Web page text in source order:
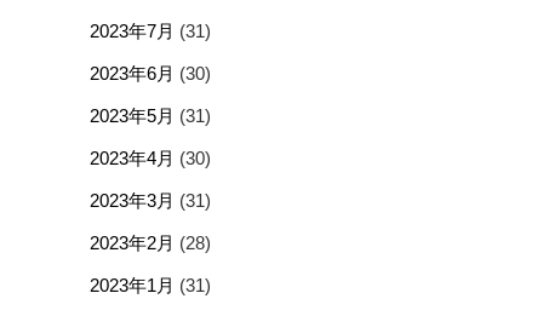
2023年7月 (31)
2023年6月 (30)
2023年5月 (31)
2023年4月 (30)
2023年3月 (31)
2023年2月 (28)
2023年1月 (31)